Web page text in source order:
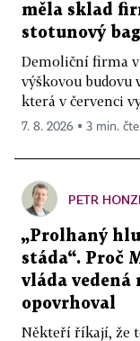
měla sklad
stotunový
Demoliční firma v
výškovou budovu
která v červenci
7. 8. 2026 ▪ 3 min.
PETR
„Prolhaný
stáda“. Proč
vláda vedená
opovrhoval
Někteří říkají, že